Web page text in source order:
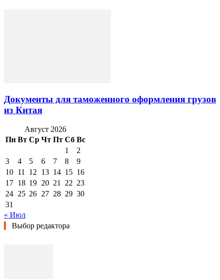
Документы для таможенного оформления грузов
из Китая
Август 2026
Пн Вт Ср Чт Пт Сб Вс
1
2
3
4 5 6 7 8
9
10 11 12 13 14 15 16
17 18 19 20 21 22 23
24 25 26 27 28 29 30
31
« Июл
Выбор редактора